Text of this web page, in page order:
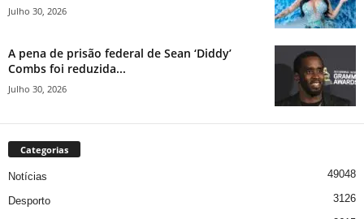
Julho 30, 2026
A pena de prisão federal de Sean ‘Diddy’
Combs foi reduzida...
Julho 30, 2026
Categorias
Notícias 49048
Desporto
3126